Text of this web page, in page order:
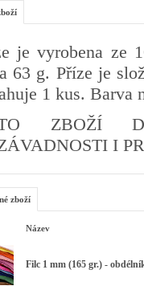
je vyrobena ze
63 g. Příze je
1 kus. Barva
ZBOŽÍ
I
zboží
Název
Filc 1 mm (165 gr.) -